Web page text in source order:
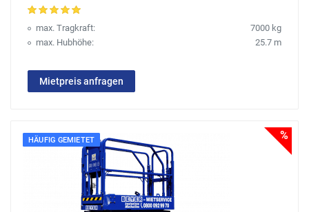
max. Tragkraft:
7000 kg
max. Hubhöhe:
25.7 m
Mietpreis anfragen
HÄUFIG GEMIETET %